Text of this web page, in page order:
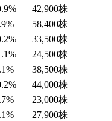
% 42,900株
% 58,400株
% 33,500株
% 24,500株
% 38,500株
% 44,000株
% 23,000株
% 27,900株